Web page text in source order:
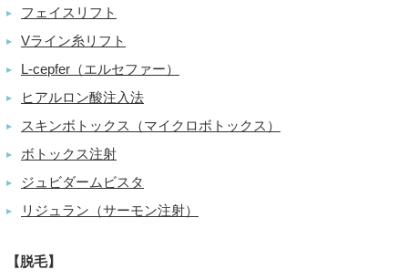
▶ フェイスリフト
▶ Vライン糸リフト
▶ L-cepfer（エルセファー）
▶ ヒアルロン酸注入法
▶ スキンボトックス（マイクロボトックス）
▶ ボトックス注射
▶ ジュビダームビスタ
▶ リジュラン（サーモン注射）
【脱毛】